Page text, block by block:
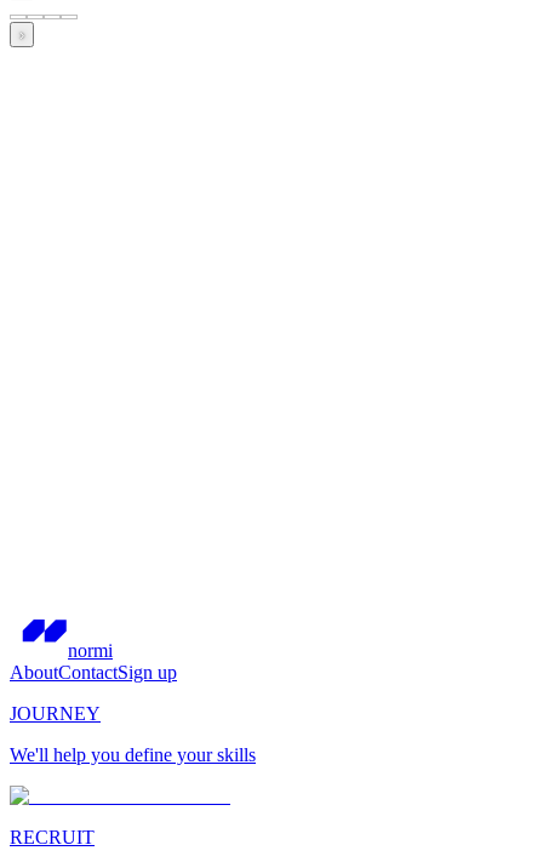
›
normi
AboutContactSign up
JOURNEY
We'll help you define your skills
RECRUIT